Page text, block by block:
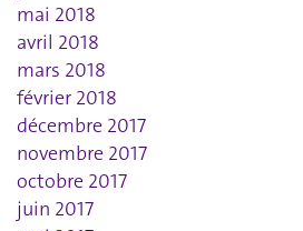
mai 2018
avril 2018
mars 2018
février 2018
décembre 2017
novembre 2017
octobre 2017
juin 2017